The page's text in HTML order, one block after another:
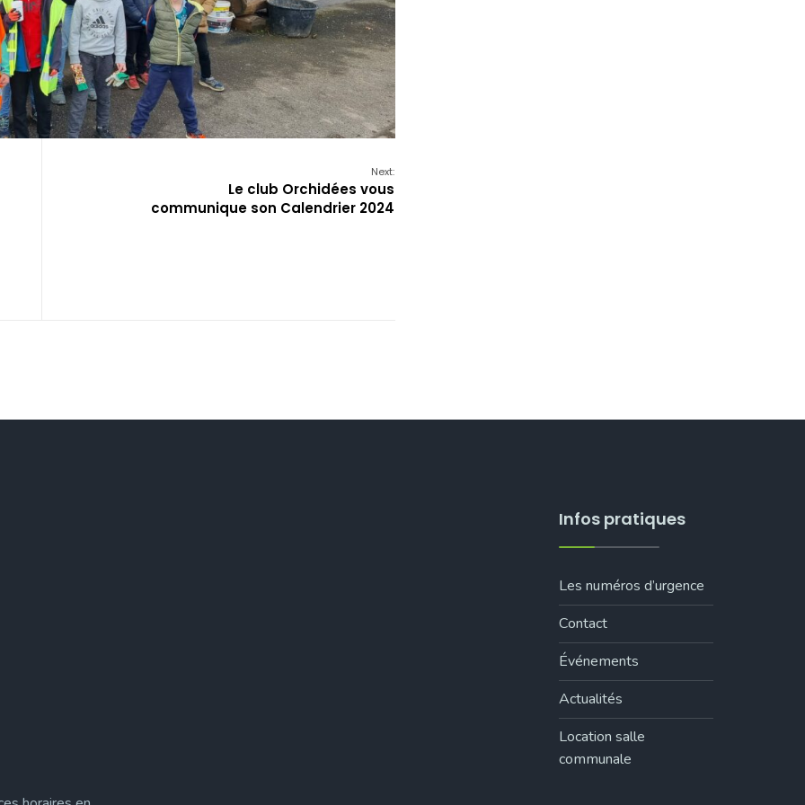
Next:
Le club Orchidées vous
communique son Calendrier 2024
Infos pratiques
Les numéros d’urgence
Contact
Événements
Actualités
Location salle
communale